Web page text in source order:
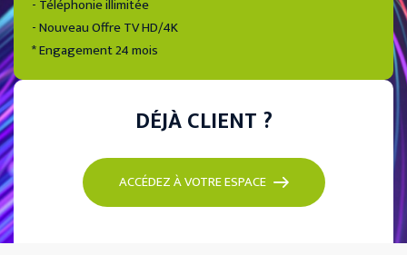
- Téléphonie illimitée
- Nouveau Offre TV HD/4K
* Engagement 24 mois
DÉJÀ CLIENT ?
ACCÉDEZ À VOTRE ESPACE